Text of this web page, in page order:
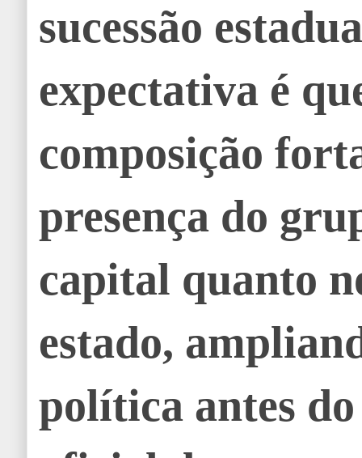
sucessão
expectativa é
composição
presença do
capital quanto
estado,
política antes